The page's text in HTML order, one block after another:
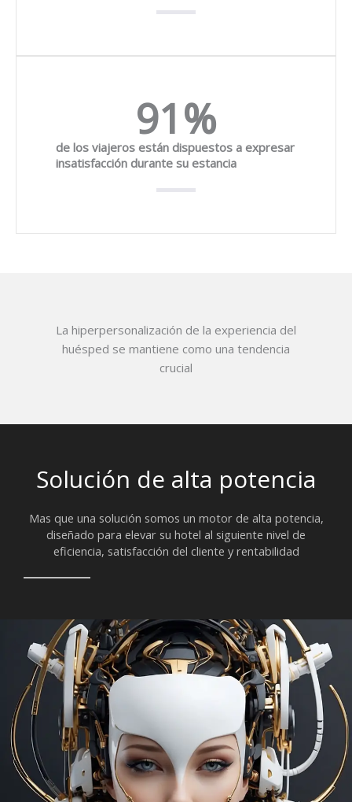
de los viajeros están dispuestos a expresar
insatisfacción durante su estancia
91%
La hiperpersonalización de la experiencia del
huésped se mantiene como una tendencia
crucial
Solución de alta potencia
Mas que una solución somos un motor de alta potencia,
diseñado para elevar su hotel al siguiente nivel de
eficiencia, satisfacción del cliente y rentabilidad